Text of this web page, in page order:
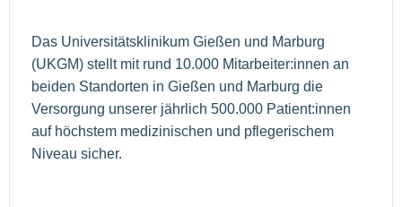
Das Universitätsklinikum Gießen und Marburg
(UKGM) stellt mit rund 10.000 Mitarbeiter:innen an
beiden Standorten in Gießen und Marburg die
Versorgung unserer jährlich 500.000 Patient:innen
auf höchstem medizinischen und pflegerischem
Niveau sicher.